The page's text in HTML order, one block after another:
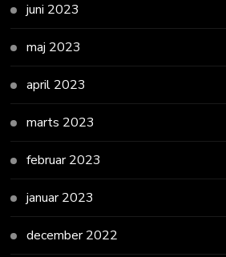
juni 2023
maj 2023
april 2023
marts 2023
februar 2023
januar 2023
december 2022